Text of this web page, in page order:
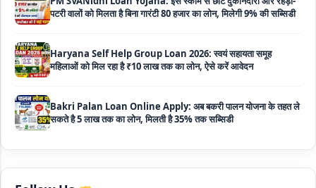
Haryana Self Help Group Loan 2026: स्वयं सहायता समूह
Bakri Palan Loan Online Apply: अब बकरी पालन योजना के तहत ले
SBI Animal Husbandry Loan Scheme: SBI पशुपालन लोन